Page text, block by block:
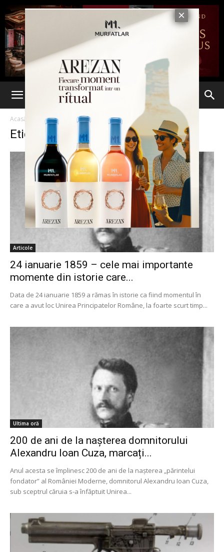
Acasă Etichete Alexandru Ioan Cuza
Etichetă: Alexandru Ioan Cuza
Articole
24 ianuarie 1859 – cele mai importante
momente din istorie care...
Data de 24 ianuarie 1859 a rămas în istorie ca fiind momentul în
care a avut loc Unirea Principatelor Române, la foarte scurt timp...
Ultima oră
200 de ani de la nașterea domnitorului
Alexandru Ioan Cuza, marcați...
Anul acesta se împlinesc 200 de ani de la nașterea „părintelui
fondator” al României Moderne, domnitorul Alexandru Ioan Cuza,
sub sceptrul căruia s-a înfăptuit Unirea...